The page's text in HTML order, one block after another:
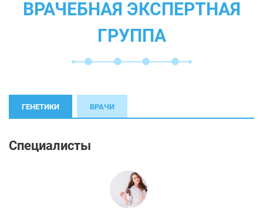
ВРАЧЕБНАЯ ЭКСПЕРТНАЯ
ГРУППА
ГЕНЕТИКИ ВРАЧИ
Специалисты